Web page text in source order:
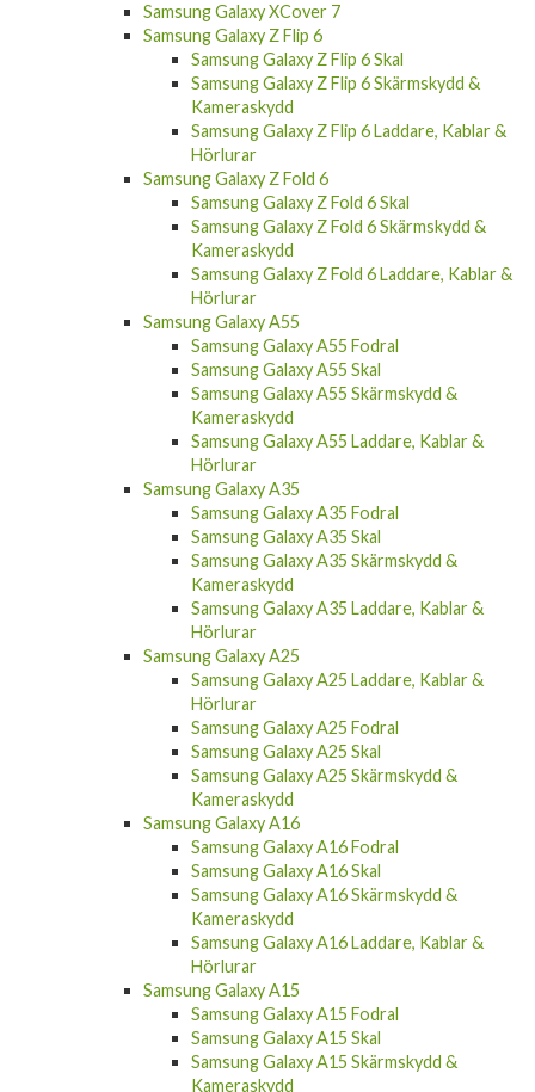
Samsung Galaxy XCover 7
Samsung Galaxy Z Flip 6
Samsung Galaxy Z Flip 6 Skal
Samsung Galaxy Z Flip 6 Skärmskydd &
Kameraskydd
Samsung Galaxy Z Flip 6 Laddare, Kablar &
Hörlurar
Samsung Galaxy Z Fold 6
Samsung Galaxy Z Fold 6 Skal
Samsung Galaxy Z Fold 6 Skärmskydd &
Kameraskydd
Samsung Galaxy Z Fold 6 Laddare, Kablar &
Hörlurar
Samsung Galaxy A55
Samsung Galaxy A55 Fodral
Samsung Galaxy A55 Skal
Samsung Galaxy A55 Skärmskydd &
Kameraskydd
Samsung Galaxy A55 Laddare, Kablar &
Hörlurar
Samsung Galaxy A35
Samsung Galaxy A35 Fodral
Samsung Galaxy A35 Skal
Samsung Galaxy A35 Skärmskydd &
Kameraskydd
Samsung Galaxy A35 Laddare, Kablar &
Hörlurar
Samsung Galaxy A25
Samsung Galaxy A25 Laddare, Kablar &
Hörlurar
Samsung Galaxy A25 Fodral
Samsung Galaxy A25 Skal
Samsung Galaxy A25 Skärmskydd &
Kameraskydd
Samsung Galaxy A16
Samsung Galaxy A16 Fodral
Samsung Galaxy A16 Skal
Samsung Galaxy A16 Skärmskydd &
Kameraskydd
Samsung Galaxy A16 Laddare, Kablar &
Hörlurar
Samsung Galaxy A15
Samsung Galaxy A15 Fodral
Samsung Galaxy A15 Skal
Samsung Galaxy A15 Skärmskydd &
Kameraskydd